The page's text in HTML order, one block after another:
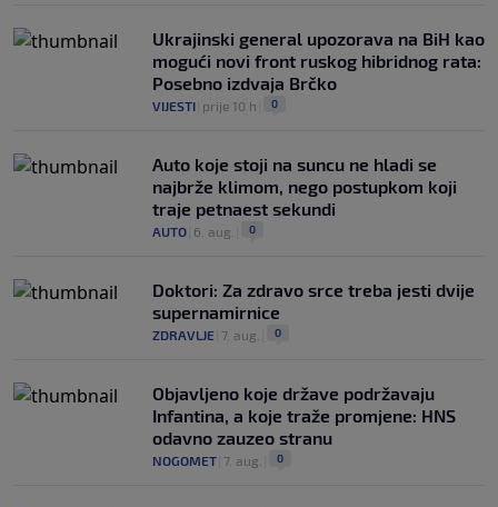
Ukrajinski general upozorava na BiH kao
mogući novi front ruskog hibridnog rata:
Posebno izdvaja Brčko
VIJESTI prije 10 h 0
Auto koje stoji na suncu ne hladi se
najbrže klimom, nego postupkom koji
traje petnaest sekundi
AUTO 6. aug. 0
Doktori: Za zdravo srce treba jesti dvije
supernamirnice
ZDRAVLJE 7. aug. 0
Objavljeno koje države podržavaju
Infantina, a koje traže promjene: HNS
odavno zauzeo stranu
NOGOMET 7. aug. 0